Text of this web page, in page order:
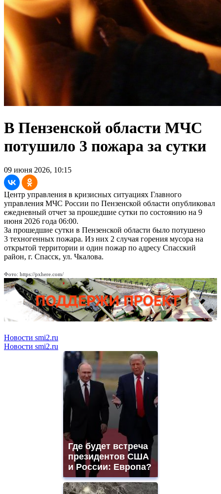
В Пензенской области МЧС
потушило 3 пожара за сутки
09 июня 2026, 10:15
Центр управления в кризисных ситуациях Главного
управления МЧС России по Пензенской области опубликовал
ежедневный отчет за прошедшие сутки по состоянию на 9
июня 2026 года 06:00.
За прошедшие сутки в Пензенской области было потушено
3 техногенных пожара. Из них 2 случая горения мусора на
открытой территории и один пожар по адресу Спасский
район, г. Спасск, ул. Чкалова.
Фото: https://pxhere.com/
Новости smi2.ru
Новости smi2.ru
Где будет встреча
президентов США
и России: Европа?